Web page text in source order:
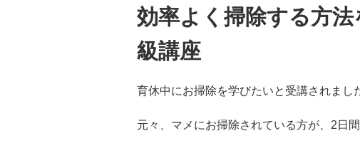
効率よく掃除する方
級講座
育休中にお掃除を学びたいと受講されまし
元々、マメにお掃除されている方が、2日